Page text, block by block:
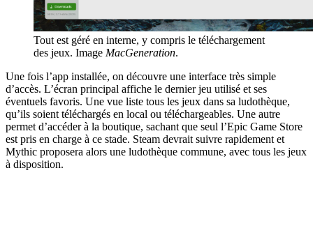
Tout est géré en interne, y compris le téléchargement
des jeux. Image MacGeneration.
Une fois l’app installée, on découvre une interface très simple
d’accès. L’écran principal affiche le dernier jeu utilisé et ses
éventuels favoris. Une vue liste tous les jeux dans sa ludothèque,
qu’ils soient téléchargés en local ou téléchargeables. Une autre
permet d’accéder à la boutique, sachant que seul l’Epic Game Store
est pris en charge à ce stade. Steam devrait suivre rapidement et
Mythic proposera alors une ludothèque commune, avec tous les jeux
à disposition.